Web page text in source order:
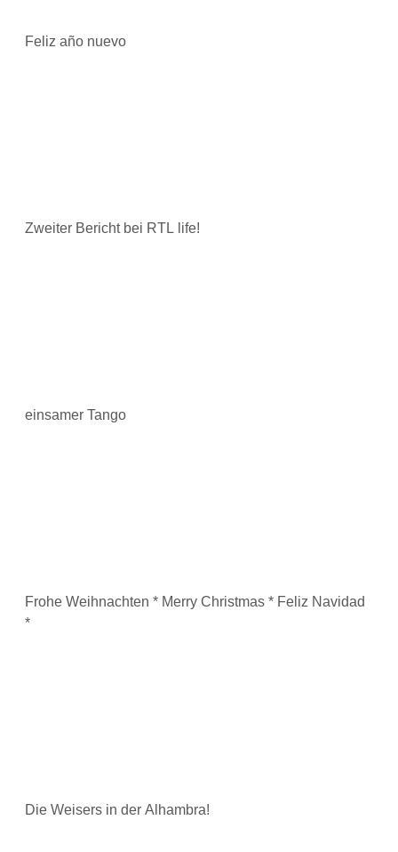
Feliz año nuevo
Zweiter Bericht bei RTL life!
einsamer Tango
Frohe Weihnachten * Merry Christmas * Feliz Navidad
*
Die Weisers in der Alhambra!